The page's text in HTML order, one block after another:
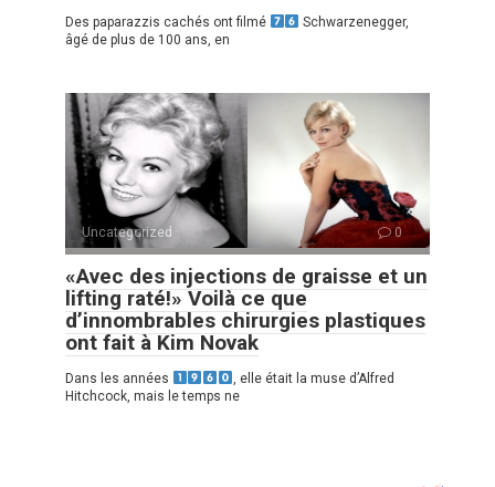
Des paparazzis cachés ont filmé
Schwarzenegger,
âgé de plus de 100 ans, en
Uncategorized 0
«Avec des injections de graisse et un
lifting raté!» Voilà ce que
d’innombrables chirurgies plastiques
ont fait à Kim Novak
Dans les années
, elle était la muse d’Alfred
Hitchcock, mais le temps ne